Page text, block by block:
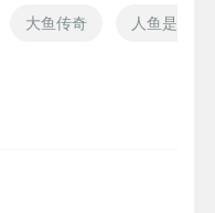
大鱼传奇 人鱼是妃